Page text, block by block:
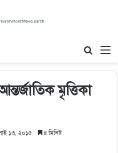
মৃত্তিকা
১৩, ২০১৫ ৪ মিনিট